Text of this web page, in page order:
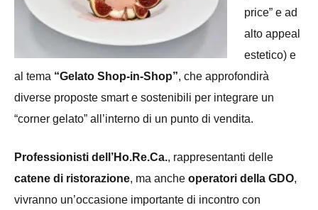
price” e ad
alto appeal
estetico) e
al tema “Gelato Shop-in-Shop”, che approfondirà
diverse proposte smart e sostenibili per integrare un
“corner gelato” all’interno di un punto di vendita.
Professionisti dell’Ho.Re.Ca., rappresentanti delle
catene di ristorazione, ma anche operatori della GDO,
vivranno un’occasione importante di incontro con